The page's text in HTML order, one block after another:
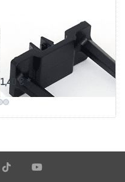
35x30mm für 9mm²
Ausbruch
1,40 € *